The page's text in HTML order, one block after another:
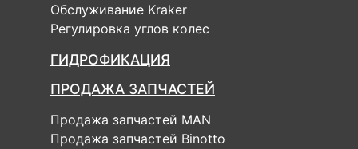
Обслуживание Kraker
Регулировка углов колес
ГИДРОФИКАЦИЯ
ПРОДАЖА ЗАПЧАСТЕЙ
Продажа запчастей MAN
Продажа запчастей Binotto